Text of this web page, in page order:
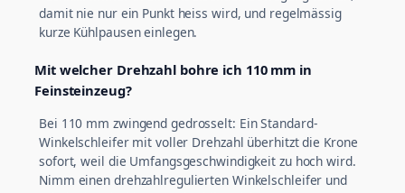
damit nie nur ein Punkt heiss wird, und regelmässig
kurze Kühlpausen einlegen.
Mit welcher Drehzahl bohre ich 110 mm in
Feinsteinzeug?
Bei 110 mm zwingend gedrosselt: Ein Standard-
Winkelschleifer mit voller Drehzahl überhitzt die Krone
sofort, weil die Umfangsgeschwindigkeit zu hoch wird.
Nimm einen drehzahlregulierten Winkelschleifer und